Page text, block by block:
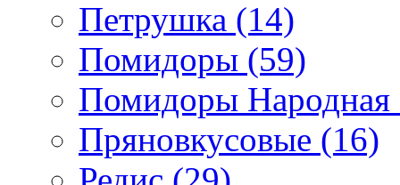
Петрушка (14)
Помидоры (59)
Помидоры Народная
Пряновкусовые (16)